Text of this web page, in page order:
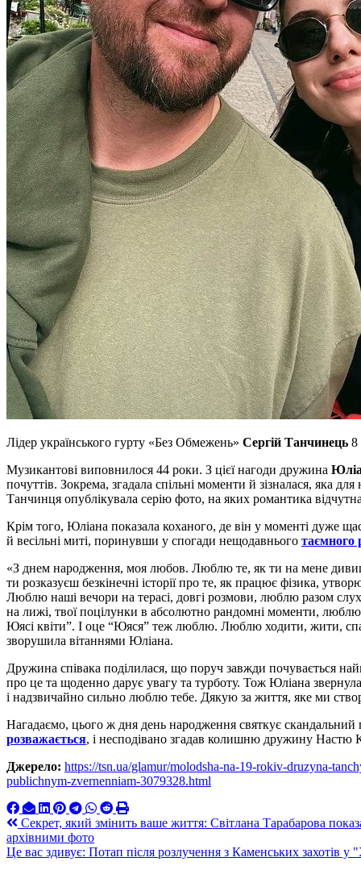
Лідер українського гурту «Без Обмежень» Сергій Танчинець 8
Музикантові виповнилося 44 роки. З цієї нагоди дружина
почуттів. Зокрема, згадала спільні моменти й зізналася, яка
Танчинця опублікувала серію фото, на яких романтика
Крім того, Юліана показала коханого, де він у моменті дуже
й весільні миті, поринувши у спогади нещодавнього таємного
«З днем народження, моя любов. Люблю те, як ти на мене
ти розказуєш безкінечні історії про те, як працює фізика,
Люблю наші вечори на терасі, довгі розмови, люблю разом
на лижі, твої поцілунки в абсолютно рандомні моменти,
Юясі квіти”. І оце “Юяся” теж люблю. Люблю ходити, жити,
зворушила вітаннями Юліана.
Дружина співака поділилася, що поруч завжди почувається
про це та щоденно дарує увагу та турботу. Тож Юліана
і надзвичайно сильно люблю тебе. Дякую за життя, яке ми
Нагадаємо, цього ж дня день народження святкує
розважається, і несподівано згадав колишню дружину Настю
Джерело: https://tsn.ua/glamur/molodsha-na-19-rokiv-druzyna-
publichnym-zvernenniam-3079328.html
Навигация
по
Секрет, який змінить ваше життя: Світлана Тарабарова
архівними фото
Це вас здивує: Потап після розлучення з Каменських захотів